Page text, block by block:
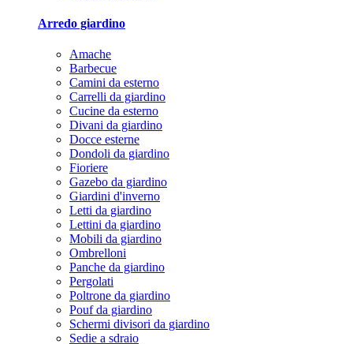
Arredo giardino
Amache
Barbecue
Camini da esterno
Carrelli da giardino
Cucine da esterno
Divani da giardino
Docce esterne
Dondoli da giardino
Fioriere
Gazebo da giardino
Giardini d'inverno
Letti da giardino
Lettini da giardino
Mobili da giardino
Ombrelloni
Panche da giardino
Pergolati
Poltrone da giardino
Pouf da giardino
Schermi divisori da giardino
Sedie a sdraio